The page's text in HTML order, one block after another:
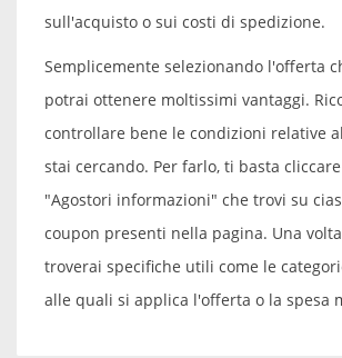
sull'acquisto o sui costi di spedizione.
Semplicemente selezionando l'offerta
potrai ottenere moltissimi vantaggi.
controllare bene le condizioni relative
stai cercando. Per farlo, ti basta
"Agostori informazioni" che trovi su
coupon presenti nella pagina. Una
troverai specifiche utili come le
alle quali si applica l'offerta o la spesa